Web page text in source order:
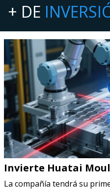
+ DE
Invierte Huatai
La compañía tendrá su